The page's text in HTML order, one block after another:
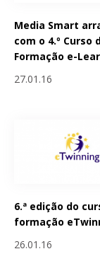
Media Smart
com o 4.º Curso
Formação e-
27.01.16
6.ª edição do
formação
26.01.16